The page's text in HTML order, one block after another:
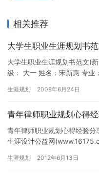
相关推荐
大学生职业生涯规划书
大学生职业生涯规划书范文(
级： 大一 姓名：宋新惠 专业
生涯规划 2008年6月24日
青年律师职业规划心得
青年律师职业规划心得经验分
生涯设计公益网
生涯规划 2012年6月13日